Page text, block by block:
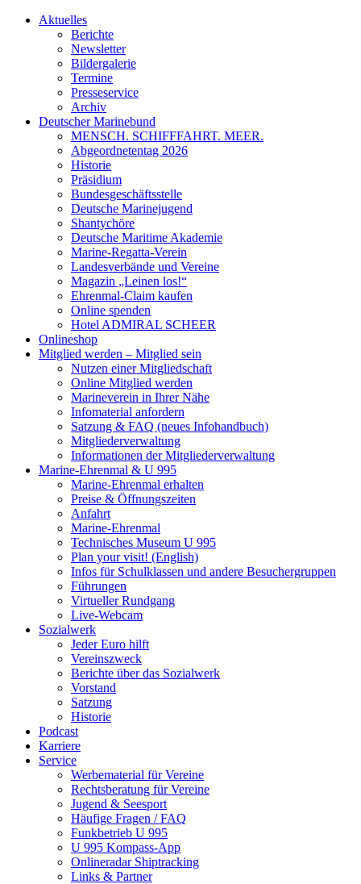
Aktuelles
Berichte
Newsletter
Bildergalerie
Termine
Presseservice
Archiv
Deutscher Marinebund
MENSCH. SCHIFFFAHRT. MEER.
Abgeordnetentag 2026
Historie
Präsidium
Bundesgeschäftsstelle
Deutsche Marinejugend
Shantychöre
Deutsche Maritime Akademie
Marine-Regatta-Verein
Landesverbände und Vereine
Magazin „Leinen los!“
Ehrenmal-Claim kaufen
Online spenden
Hotel ADMIRAL SCHEER
Onlineshop
Mitglied werden – Mitglied sein
Nutzen einer Mitgliedschaft
Online Mitglied werden
Marineverein in Ihrer Nähe
Infomaterial anfordern
Satzung & FAQ (neues Infohandbuch)
Mitgliederverwaltung
Informationen der Mitgliederverwaltung
Marine-Ehrenmal & U 995
Marine-Ehrenmal erhalten
Preise & Öffnungszeiten
Anfahrt
Marine-Ehrenmal
Technisches Museum U 995
Plan your visit! (English)
Infos für Schulklassen und andere Besuchergruppen
Führungen
Virtueller Rundgang
Live-Webcam
Sozialwerk
Jeder Euro hilft
Vereinszweck
Berichte über das Sozialwerk
Vorstand
Satzung
Historie
Podcast
Karriere
Service
Werbematerial für Vereine
Rechtsberatung für Vereine
Jugend & Seesport
Häufige Fragen / FAQ
Funkbetrieb U 995
U 995 Kompass-App
Onlineradar Shiptracking
Links & Partner